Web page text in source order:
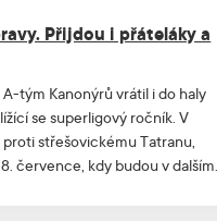
Přijdou i přáteláky a
tým Kanonýrů vrátil i do haly
se superligový ročník. V
proti střešovickému Tatranu,
července, kdy budou v dalším